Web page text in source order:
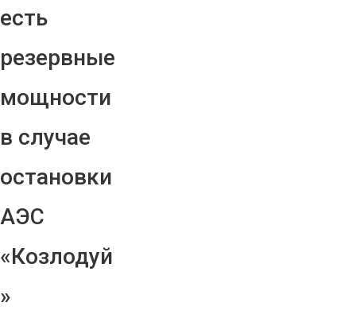
есть
резервные
мощности
в случае
остановки
АЭС
«Козлодуй
»